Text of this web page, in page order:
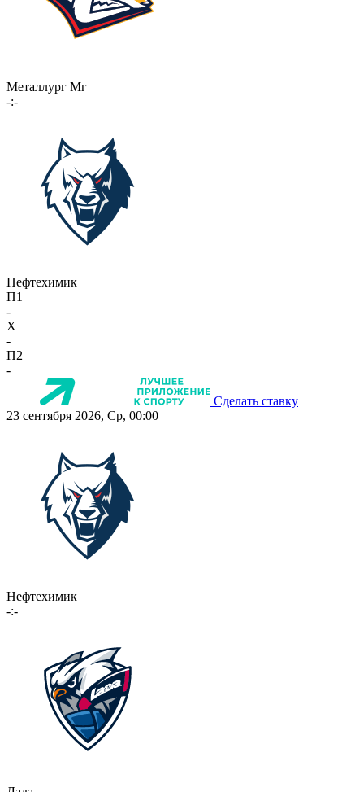
Металлург Мг
-:-
Нефтехимик
П1
-
X
-
П2
-
Сделать ставку
23 сентября 2026, Ср, 00:00
Нефтехимик
-:-